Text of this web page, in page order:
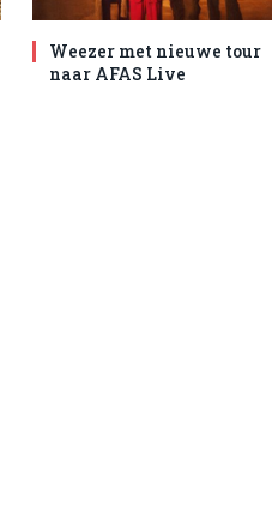
Weezer met nieuwe tour
naar AFAS Live